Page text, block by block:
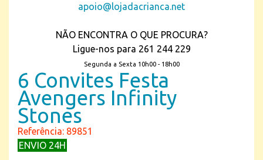
apoio@lojadacrianca.net
NÃO ENCONTRA O QUE PROCURA?
Ligue-nos para 261 244 229
Segunda a Sexta 10h00 - 18h00
6 Convites Festa
Avengers Infinity
Stones
Referência: 89851
ENVIO 24H